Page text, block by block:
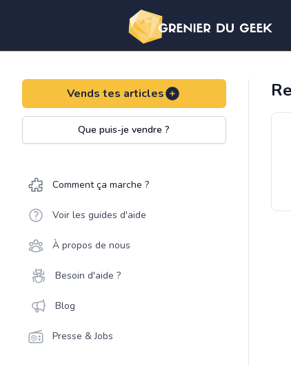
Vends tes articles
Que puis-je vendre ?
Comment ça marche ?
Voir les guides d'aide
À propos de nous
Besoin d'aide ?
Blog
Presse & Jobs